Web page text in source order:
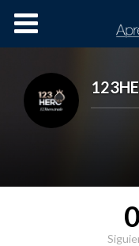
Cursos OnLine
0